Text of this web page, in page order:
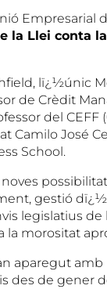
Empresarial
la Llei conta
lï¿½únic
de Crèdit
del CEFF
Camilo José
School.
gestió
legislatius
morositat
aparegut
des de gener